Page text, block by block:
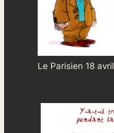
Le Parisien 18 avril